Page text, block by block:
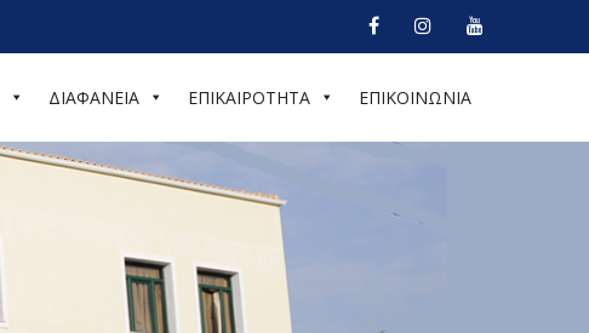
ΔΙΑΦΑΝΕΙΑ ΕΠΙΚΑΙΡΟΤΗΤΑ ΕΠΙΚΟΙΝΩΝΙΑ